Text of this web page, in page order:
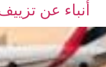
أنباء عن